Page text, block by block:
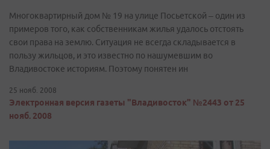
Многоквартирный дом № 19 на улице Посьетской – один из
примеров того, как собственникам жилья удалось отстоять
свои права на землю. Ситуация не всегда складывается в
пользу жильцов, и это известно по нашумевшим во
Владивостоке историям. Поэтому понятен ин
25 нояб. 2008
Электронная версия газеты "Владивосток" №2443 от 25
нояб. 2008